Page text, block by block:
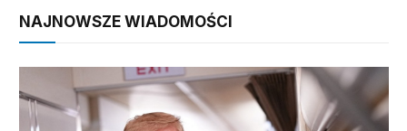
NAJNOWSZE WIADOMOŚCI